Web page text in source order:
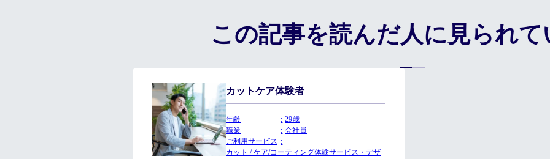
この記事を読んだ人に 見られ
カットケア体験者
年齢
29歳
職業
会社員
ご利用サービス
カット / ケア/コーティング体験サービス・デザ